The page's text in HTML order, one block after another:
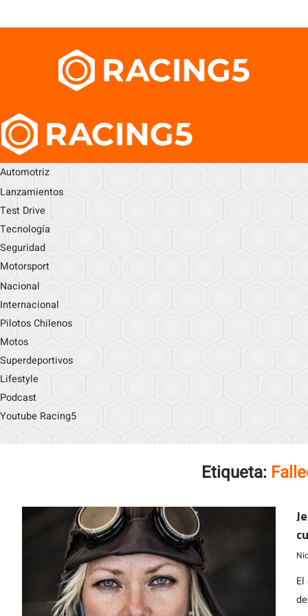
Automotriz
Lanzamientos
Test Drive
Tecnología
Seguridad
Motorsport
Nacional
Internacional
Pilotos Chilenos
Motos
Superdeportivos
Lifestyle
Podcast
Youtube Racing5
Etiqueta: